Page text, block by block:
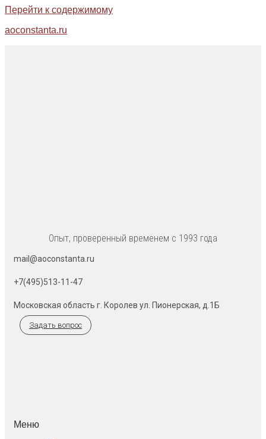
Перейти к содержимому
aoconstanta.ru
Опыт, проверенный временем с 1993 года
mail@aoconstanta.ru
+7(495)513-11-47
Московская область г. Королев ул. Пионерская, д.1Б
Задать вопрос
Меню